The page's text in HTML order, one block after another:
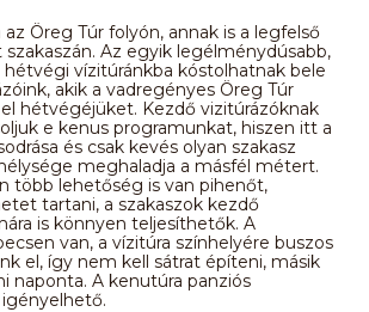
Öreg Túr folyón, annak is a legfelső
Az egyik legélménydúsabb,
hétvégi vízitúránkba kóstolhatnak bele
akik a vadregényes Öreg Túr
hétvégéjüket. Kezdő vizitúrázóknak
e kenus programunkat, hiszen itt a
és csak kevés olyan szakasz
meghaladja a másfél métert.
több lehetőség is van pihenőt,
tartani, a szakaszok kezdő
is könnyen teljesíthetők. A
van, a vízitúra színhelyére buszos
el, így nem kell sátrat építeni, másik
naponta. A kenutúra panziós